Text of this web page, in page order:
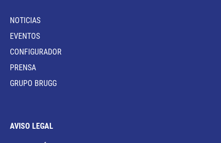
NOTICIAS
EVENTOS
CONFIGURADOR
PRENSA
GRUPO BRUGG
AVISO LEGAL